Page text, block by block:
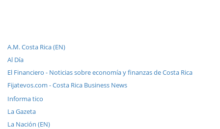
A.M. Costa Rica (EN)
Al Día
El Financiero - Noticias sobre economía y finanzas de Costa Rica
Fijatevos.com - Costa Rica Business News
Informa tico
La Gazeta
La Nación (EN)